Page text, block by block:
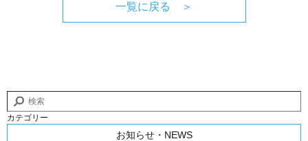
一覧に戻る ＞
カテゴリー
お知らせ・NEWS